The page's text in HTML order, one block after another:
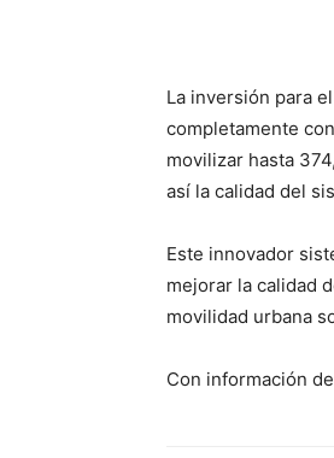
La inversión para
completamente
movilizar hasta
así la calidad del
Este innovador
mejorar la calidad
movilidad urbana
Con información